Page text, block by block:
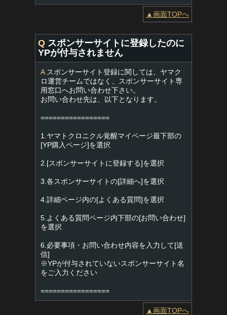
▲画面TOPへ
Q スポンサーサイトに登録したのに
YPが付与されません
Aスポンサーサイト登録に関しては、ヤマク
ロ運営チームではなく、スポンサーサイト専
用窓口へお問い合わせ下さい。
お問い合わせ先は、以下となります。
=================
1.ヤマトクロニクル覚醒マイページ最下部の
[YP購入ページ]を選択
2.[スポンサーサイトに登録する]を選択
3.各スポンサーサイトの[詳細へ]を選択
4.詳細ページ内の[よくある質問]を選択
5.よくある質問ページ内下部の[お問い合わせ]
を選択
6.必要事項・お問い合わせ内容を入力して[送
信]
※YPが付与されていないスポンサーサイト名
をご入力ください
=================
▲画面TOPへ